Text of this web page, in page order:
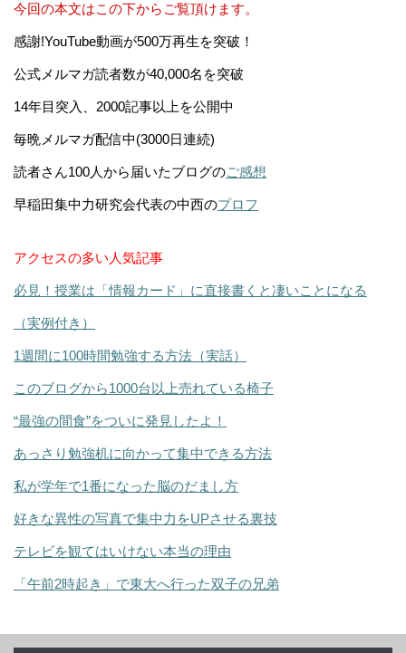
今回の本文はこの下からご覧頂けます。
感謝!YouTube動画が500万再生を突破！
公式メルマガ読者数が40,000名を突破
14年目突入、2000記事以上を公開中
毎晩メルマガ配信中(3000日連続)
読者さん100人から届いたブログのご感想
早稲田集中力研究会代表の中西のプロフ
アクセスの多い人気記事
必見！授業は「情報カード」に直接書くと凄いことになる
（実例付き）
1週間に100時間勉強する方法（実話）
このブログから1000台以上売れている椅子
“最強の間食”をついに発見したよ！
あっさり勉強机に向かって集中できる方法
私が学年で1番になった脳のだまし方
好きな異性の写真で集中力をUPさせる裏技
テレビを観てはいけない本当の理由
「午前2時起き」で東大へ行った双子の兄弟